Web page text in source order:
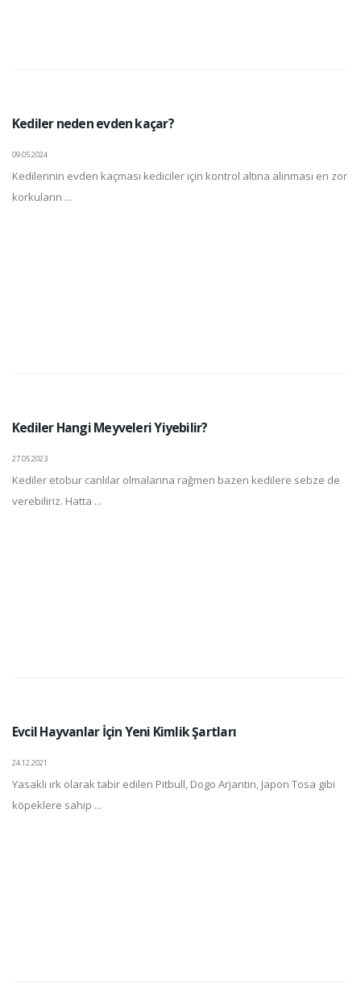
Kediler neden evden kaçar?
09.05.2024
Kedilerinin evden kaçması kediciler için kontrol altına alınması en zor
korkuların ...
Kediler Hangi Meyveleri Yiyebilir?
27.05.2023
Kediler etobur canlılar olmalarına rağmen bazen kedilere sebze de
verebiliriz. Hatta ...
Evcil Hayvanlar İçin Yeni Kimlik Şartları
24.12.2021
Yasaklı ırk olarak tabir edilen Pitbull, Dogo Arjantin, Japon Tosa gibi
köpeklere sahip ...